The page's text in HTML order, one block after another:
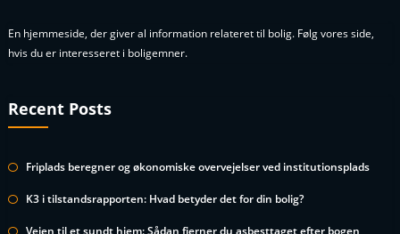
En hjemmeside, der giver al information relateret til bolig. Følg vores side,
hvis du er interesseret i boligemner.
Recent Posts
Friplads beregner og økonomiske overvejelser ved institutionsplads
K3 i tilstandsrapporten: Hvad betyder det for din bolig?